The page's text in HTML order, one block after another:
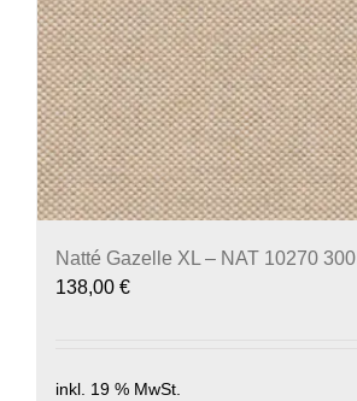
Natté Gazelle XL – NAT 10270 300
138,00 €
inkl. 19 % MwSt.